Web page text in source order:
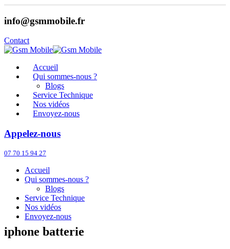
info@gsmmobile.fr
Contact
Accueil
Qui sommes-nous ?
Blogs
Service Technique
Nos vidéos
Envoyez-nous
Appelez-nous
07 70 15 94 27
Accueil
Qui sommes-nous ?
Blogs
Service Technique
Nos vidéos
Envoyez-nous
iphone batterie